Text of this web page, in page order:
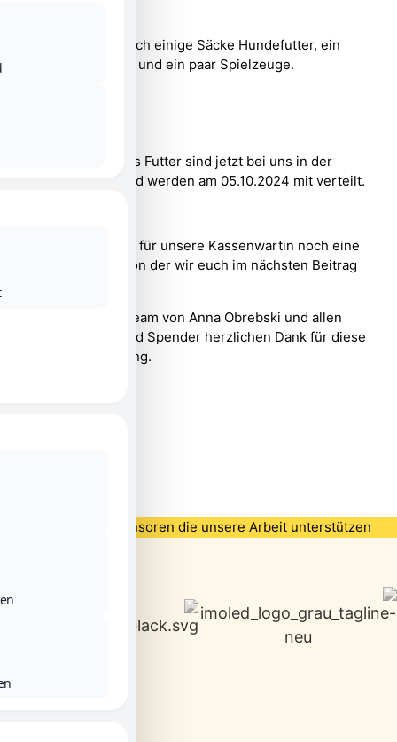
Dazu kommen noch einige Säcke Hundefutter, ein
großes Körbchen und ein paar Spielzeuge.
Die Tüten und das Futter sind jetzt bei uns in der
Ausgabestelle und werden am 05.10.2024 mit verteilt.
Zusätzlich gab es für unsere Kassenwartin noch eine
Überraschung, von der wir euch im nächsten Beitrag
Wir sagen dem Team von Anna Obrebski und allen
Spenderinnen und Spender herzlichen Dank für diese
tolle Unterstützung.
Partner und Sponsoren die unsere Arbeit unterstützen